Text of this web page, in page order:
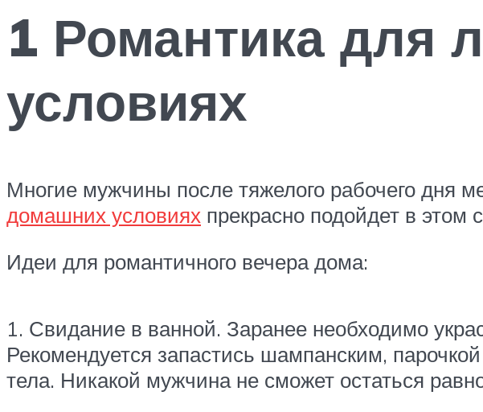
1 Романтика для
условиях
Многие мужчины после тяжелого рабочего дня
домашних условиях прекрасно подойдет в этом
Идеи для романтичного вечера дома:
1. Свидание в ванной. Заранее необходимо
Рекомендуется запастись шампанским,
тела. Никакой мужчина не сможет остаться